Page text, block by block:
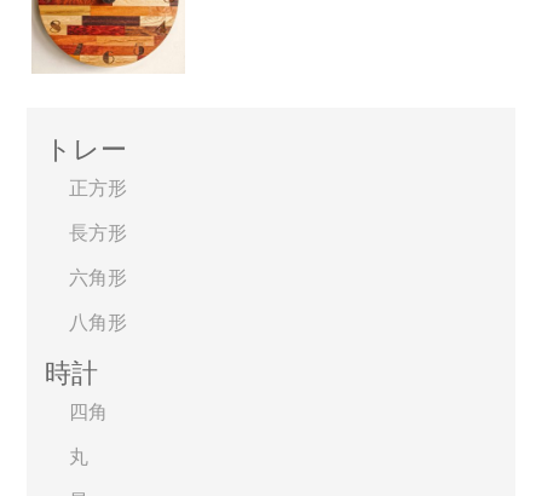
トレー
正方形
長方形
六角形
八角形
時計
四角
丸